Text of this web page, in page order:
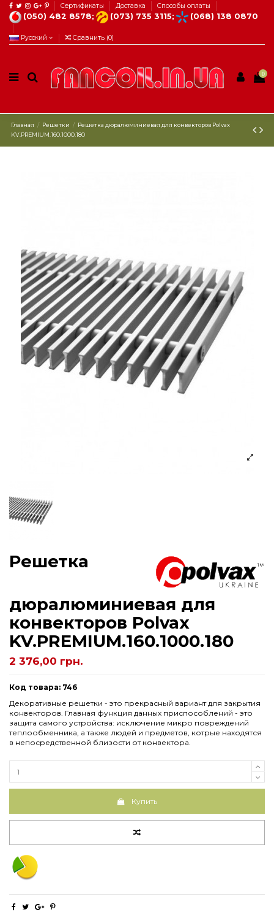
Сертификаты Доставка Способы оплаты
(050) 482 8578; (073) 735 3115; (068) 138 0870
Русский Сравнить (0)
0
Главная Решетки
Решетка дюралюминиевая для конвекторов Polvax
KV.PREMIUM.160.1000.180
Решетка
дюралюминиевая для
конвекторов Polvax
KV.PREMIUM.160.1000.180
2 376,00 грн.
Код товара: 746
Декоративные решетки - это прекрасный вариант для закрытия
конвекторов. Главная функция данных приспособлений - это
защита самого устройства: исключение микро повреждений
теплообменника, а также людей и предметов, котрые находятся
в непосредственной близости от конвектора.
Купить